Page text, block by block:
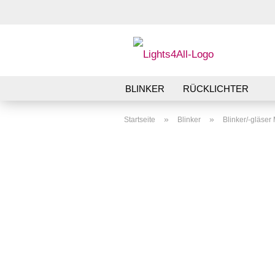
BLINKER RÜCKLICHTER
Startseite » Blinker » Blinker/-gläser